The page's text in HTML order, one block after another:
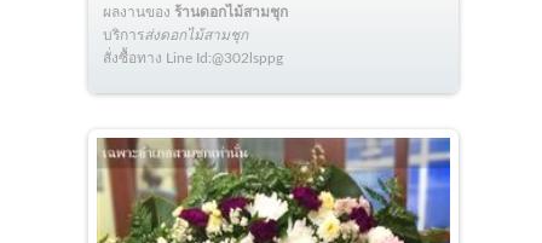
ผลงานของ ร้านดอกไม้สามชุก
บริการส่งดอกไม้สามชุก
สั่งซื้อทาง Line Id:@302lsppg